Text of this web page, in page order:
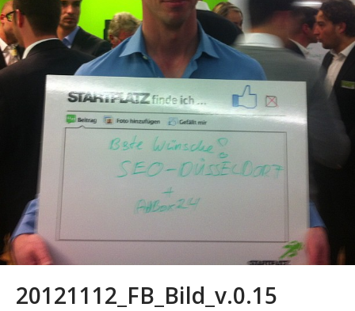
20121112_FB_Bild_v.0.15